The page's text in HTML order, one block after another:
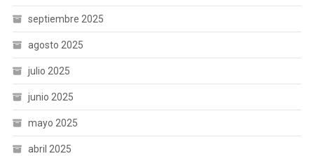
septiembre 2025
agosto 2025
julio 2025
junio 2025
mayo 2025
abril 2025